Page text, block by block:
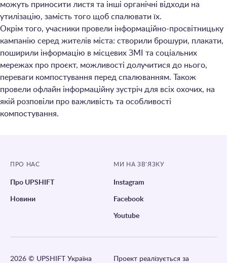
можуть приносити листя та інші органічні відходи на
утилізацію, замість того щоб спалювати їх.
Окрім того, учасники провели інформаційно-просвітницьку
кампанію серед жителів міста: створили брошури, плакати,
поширили інформацію в місцевих ЗМІ та соціальних
мережах про проєкт, можливості долучитися до нього,
переваги компостування перед спалюванням. Також
провели офлайн інформаційну зустріч для всіх охочих, на
якій розповіли про важливість та особливості
компостування.
ПРО НАС
Про UPSHIFT
Новини
МИ НА ЗВ’ЯЗКУ
Instagram
Facebook
Youtube
2026 © UPSHIFT Україна Проект реалізується за